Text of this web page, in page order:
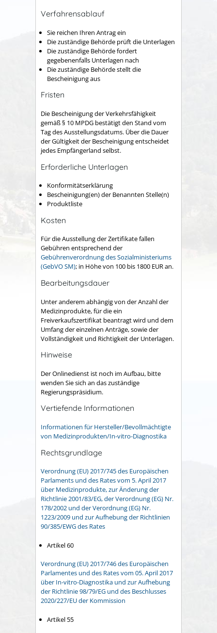
Verfahrensablauf
Sie reichen Ihren Antrag ein
Die zuständige Behörde prüft die Unterlagen
Die zuständige Behörde fordert
gegebenenfalls Unterlagen nach
Die zuständige Behörde stellt die
Bescheinigung aus
Fristen
Die Bescheinigung der Verkehrsfähigkeit
gemäß § 10 MPDG bestätigt den Stand vom
Tag des Ausstellungsdatums. Über die Dauer
der Gültigkeit der Bescheinigung entscheidet
jedes Empfängerland selbst.
Erforderliche Unterlagen
Konformitätserklärung
Bescheinigung(en) der Benannten Stelle(n)
Produktliste
Kosten
Für die Ausstellung der Zertifikate fallen
Gebühren entsprechend der
Gebührenverordnung des Sozialministeriums
(GebVO SM); in Höhe von 100 bis 1800 EUR an.
Bearbeitungsdauer
Unter anderem abhängig von der Anzahl der
Medizinprodukte, für die ein
Freiverkaufszertifikat beantragt wird und dem
Umfang der einzelnen Anträge, sowie der
Vollständigkeit und Richtigkeit der Unterlagen.
Hinweise
Der Onlinedienst ist noch im Aufbau, bitte
wenden Sie sich an das zuständige
Regierungspräsidium.
Vertiefende Informationen
Informationen für Hersteller/Bevollmächtigte
von Medizinprodukten/In-vitro-Diagnostika
Rechtsgrundlage
Verordnung (EU) 2017/745 des Europäischen
Parlaments und des Rates vom 5. April 2017
über Medizinprodukte, zur Änderung der
Richtlinie 2001/83/EG, der Verordnung (EG) Nr.
178/2002 und der Verordnung (EG) Nr.
1223/2009 und zur Aufhebung der Richtlinien
90/385/EWG des Rates
Artikel 60
Verordnung (EU) 2017/746 des Europäischen
Parlamentes und des Rates vom 05. April 2017
über In-vitro-Diagnostika und zur Aufhebung
der Richtlinie 98/79/EG und des Beschlusses
2020/227/EU der Kommission
Artikel 55